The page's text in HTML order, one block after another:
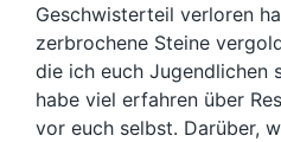
Geschwisterteil verloren
zerbrochene Steine
die ich euch Jugendlichen
habe viel erfahren über
vor euch selbst. Darüber,